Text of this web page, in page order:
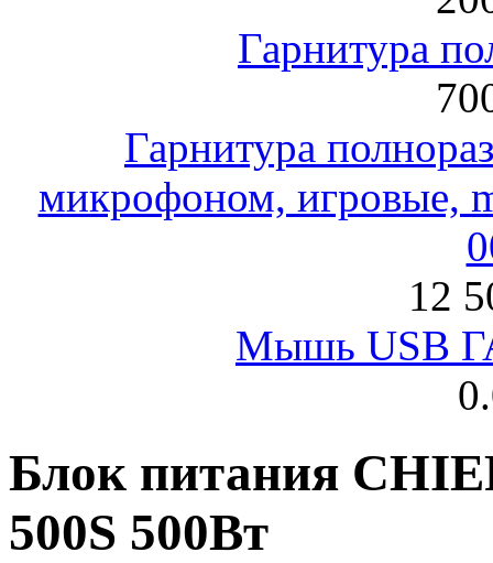
Гарнитура
Гарнитура
микрофоном, игровые,
12
Мышь USB
Блок питания
500S 500Вт